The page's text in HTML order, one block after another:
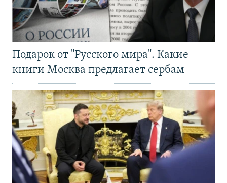
Подарок от "Русского мира". Какие
книги Москва предлагает сербам